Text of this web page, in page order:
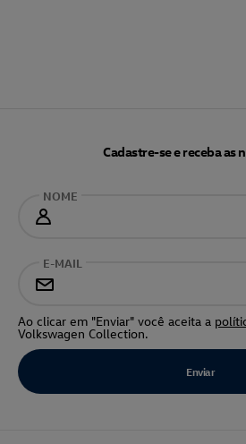
Cadastre-se e receba as
NOME
E-MAIL
Ao clicar em "Enviar" você aceita a
Volkswagen Collection.